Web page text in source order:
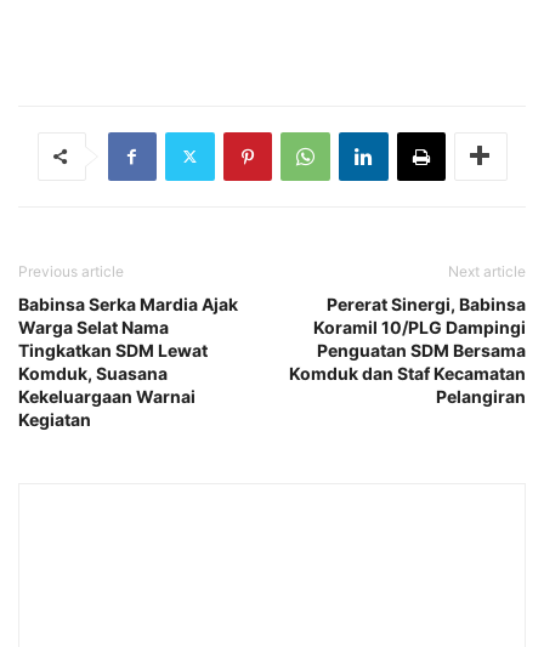
Previous article
Babinsa Serka Mardia Ajak
Warga Selat Nama
Tingkatkan SDM Lewat
Komduk, Suasana
Kekeluargaan Warnai
Kegiatan
Next article
Pererat Sinergi, Babinsa
Koramil 10/PLG Dampingi
Penguatan SDM Bersama
Komduk dan Staf Kecamatan
Pelangiran